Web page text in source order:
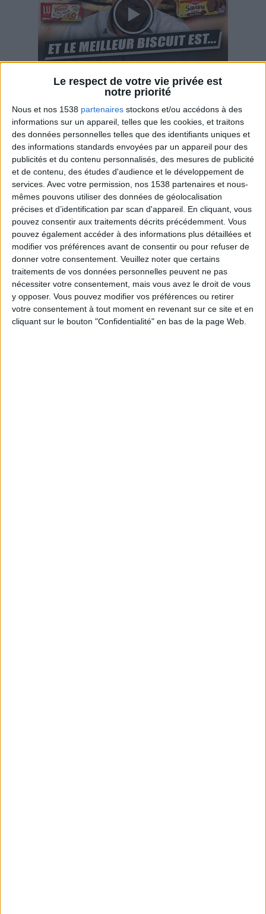
Le respect de votre vie privée est
notre priorité
Nous et nos 1538 partenaires stockons et/ou accédons à des
informations sur un appareil, telles que les cookies, et traitons
des données personnelles telles que des identifiants uniques et
des informations standards envoyées par un appareil pour des
publicités et du contenu personnalisés, des mesures de publicité
et de contenu, des études d'audience et le développement de
services. Avec votre permission, nos 1538 partenaires et nous-
mêmes pouvons utiliser des données de géolocalisation
précises et d’identification par scan d'appareil. En cliquant, vous
pouvez consentir aux traitements décrits précédemment. Vous
pouvez également accéder à des informations plus détaillées et
modifier vos préférences avant de consentir ou pour refuser de
donner votre consentement. Veuillez noter que certains
traitements de vos données personnelles peuvent ne pas
nécessiter votre consentement, mais vous avez le droit de vous
y opposer. Vous pouvez modifier vos préférences ou retirer
votre consentement à tout moment en revenant sur ce site et en
cliquant sur le bouton "Confidentialité" en bas de la page Web.
Savane, LU, Pepito, Harrys... Que valent vraiment
ces gâteaux ?
Webinaires en direct Voir tout
Peut-on remplacer la viande par des féculents ?
Consultation diététique du 05/08/2026